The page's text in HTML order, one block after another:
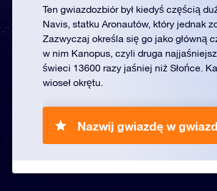
Ten gwiazdozbiór był kiedyś częścią
Navis, statku Aronautów, który jednak
Zazwyczaj określa się go jako główną
w nim Kanopus, czyli druga
świeci 13600 razy jaśniej niż Słońce.
wioseł okrętu.
Nazwij gwiazdę w